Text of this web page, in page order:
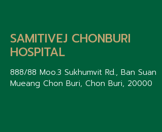
SAMITIVEJ CHONBURI
HOSPITAL
888/88 Moo.3 Sukhumvit Rd., Ban Suan
Mueang Chon Buri, Chon Buri, 20000